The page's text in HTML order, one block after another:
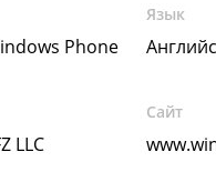
Phone
Язык
LLC
Сайт